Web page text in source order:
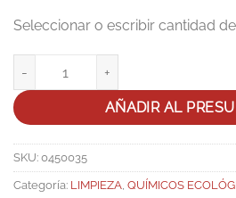
AÑADIR AL
SKU: 0450035
Categoría: LIMPIEZA, QUÍMICOS